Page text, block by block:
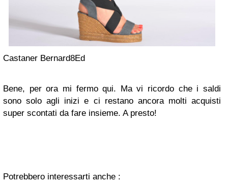
Castaner Bernard8Ed
Bene, per ora mi fermo qui. Ma vi ricordo che i saldi
sono solo agli inizi e ci restano ancora molti acquisti
super scontati da fare insieme. A presto!
Potrebbero interessarti anche :